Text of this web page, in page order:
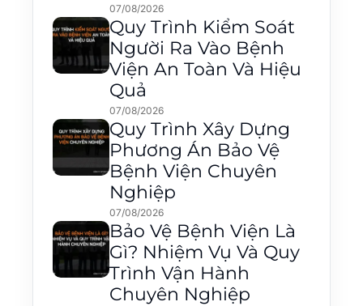
07/08/2026
Quy Trình Kiểm Soát
Người Ra Vào Bệnh
Viện An Toàn Và Hiệu
Quả
07/08/2026
Quy Trình Xây Dựng
Phương Án Bảo Vệ
Bệnh Viện Chuyên
Nghiệp
07/08/2026
Bảo Vệ Bệnh Viện Là
Gì? Nhiệm Vụ Và Quy
Trình Vận Hành
Chuyên Nghiệp